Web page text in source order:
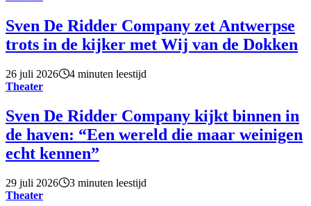
Sven De Ridder Company zet Antwerpse
trots in de kijker met Wij van de Dokken
26 juli 2026
4 minuten leestijd
Theater
Sven De Ridder Company kijkt binnen in
de haven: “Een wereld die maar weinigen
echt kennen”
29 juli 2026
3 minuten leestijd
Theater